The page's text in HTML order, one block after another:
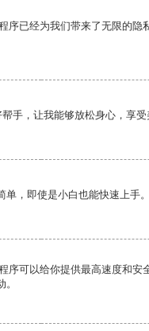
序已经为我们带来了无限的隐
手，让我能够放松身心，享受
，即使是小白也能快速上手。
序可以给你提供最高速度和安